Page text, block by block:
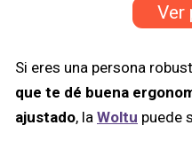
Ver
Si eres una persona
que te dé buena
ajustado, la Woltu puede